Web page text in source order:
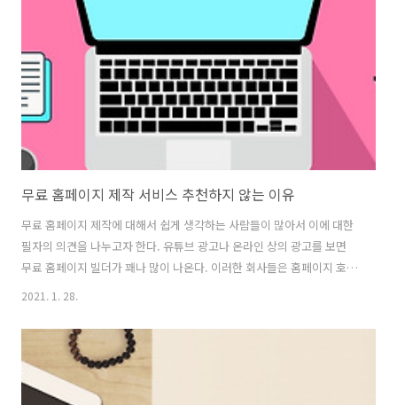
람의 수가 50명이라면 자신의 블로그에 재방문율은 50%가 되는 것이
다. 이것이 왜 중요한 지 알아보자. 블로그는 특정 서비스를 논하지 않고,
정도의 차이는..
무료 홈페이지 제작 서비스 추천하지 않는 이유
무료 홈페이지 제작에 대해서 쉽게 생각하는 사람들이 많아서 이에 대한
필자의 의견을 나누고자 한다. 유튜브 광고나 온라인 상의 광고를 보면
무료 홈페이지 빌더가 꽤나 많이 나온다. 이러한 회사들은 홈페이지 호스
팅을 공짜로 해주거나 쉬운 템플릿으로 누구나 10분이면 간단히 웹사이
지만, 그래도 원하는 서비스를 적용하고, 어느정도 기본기를 갖추고 있는
경우라면 몇백만원에서 몇천만원이라는 고액의 비용을 지불해야한다(물
론 그보다 저렴하게 할 수 있지만 필자가 생각하는 수준은 그러하다). 누
구는 수백만원의 비용을 지불하는데, 누구는 공짜로 회사 홈페이지를, 그
2021. 1. 28.